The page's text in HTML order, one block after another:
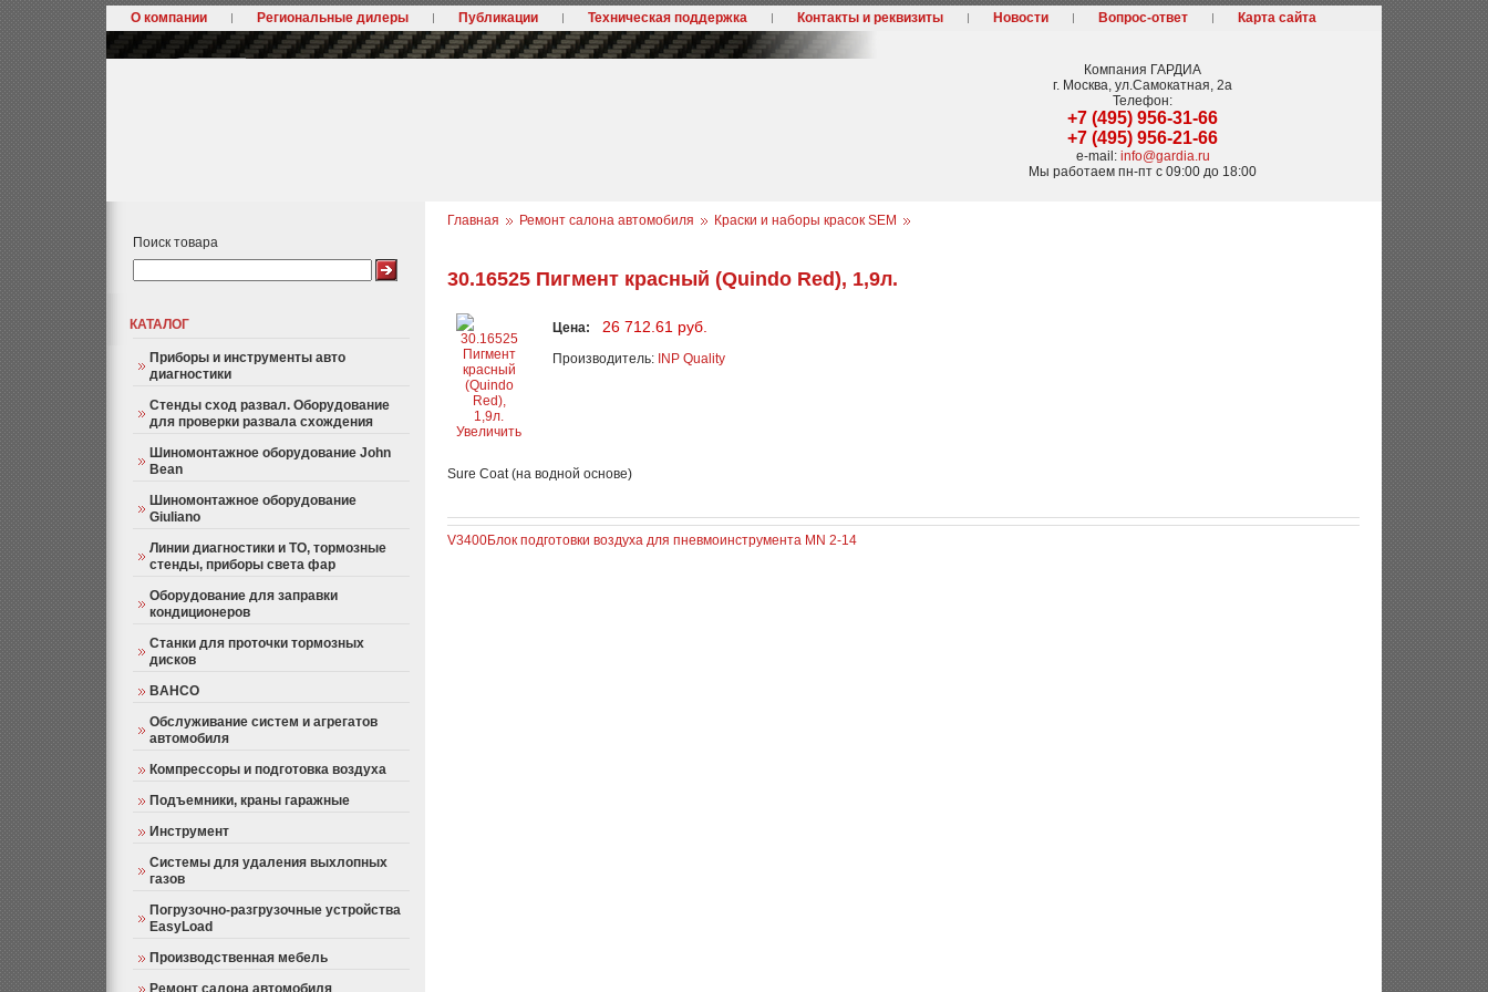
О компании Региональные дилеры Публикации Техническая поддержка Контакты и реквизиты Новости Вопрос-ответ Карта сайта
Компания ГАРДИА
г. Москва, ул.Самокатная, 2а
Телефон:
+7 (495) 956-31-66
+7 (495) 956-21-66
e-mail: info@gardia.ru
Мы работаем пн-пт с 09:00 до 18:00
Поиск товара
КАТАЛОГ
Приборы и инструменты авто
диагностики
Стенды сход развал. Оборудование
для проверки развала схождения
Шиномонтажное оборудование John
Bean
Шиномонтажное оборудование
Giuliano
Линии диагностики и ТО, тормозные
стенды, приборы света фар
Оборудование для заправки
кондиционеров
Станки для проточки тормозных
дисков
BAHCO
Обслуживание систем и агрегатов
автомобиля
Компрессоры и подготовка воздуха
Подъемники, краны гаражные
Инструмент
Системы для удаления выхлопных
газов
Погрузочно-разгрузочные устройства
EasyLoad
Производственная мебель
Ремонт салона автомобиля
Главная Ремонт салона автомобиля Краски и наборы красок SEM
30.16525 Пигмент красный (Quindo Red), 1,9л.
Увеличить
Цена: 26 712.61 руб.
Производитель: INP Quality
Sure Coat (на водной основе)
V3400Блок подготовки воздуха для пневмоинструмента MN 2-14